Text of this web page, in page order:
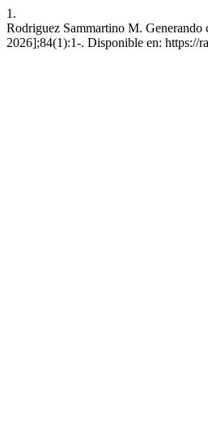
1.
Rodriguez Sammartino M.
2026];84(1):1-. Disponible en: